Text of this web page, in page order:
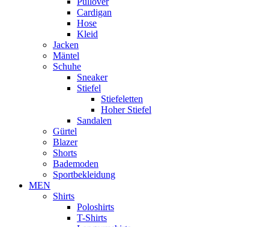
Cardigan
Hose
Kleid
Jacken
Mäntel
Schuhe
Sneaker
Stiefel
Stiefeletten
Hoher Stiefel
Sandalen
Gürtel
Blazer
Shorts
Bademoden
Sportbekleidung
MEN
Shirts
Poloshirts
T-Shirts